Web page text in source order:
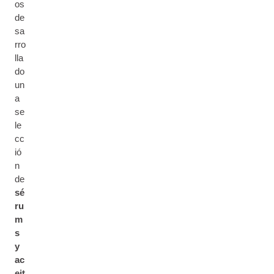
os
de
sa
rro
lla
do
un
a
se
le
cc
ió
n
de
sé
ru
m
s
y
ac